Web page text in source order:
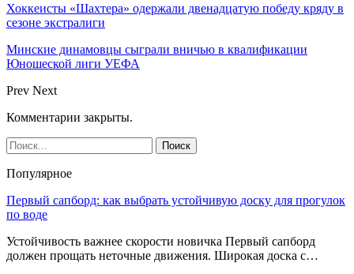
Хоккеисты «Шахтера» одержали двенадцатую победу кряду в
сезоне экстралиги
Минские динамовцы сыграли вничью в квалификации
Юношеской лиги УЕФА
Prev Next
Комментарии закрыты.
Популярное
Первый сапборд: как выбрать устойчивую доску для прогулок
по воде
Устойчивость важнее скорости новичка Первый сапборд
должен прощать неточные движения. Широкая доска с…